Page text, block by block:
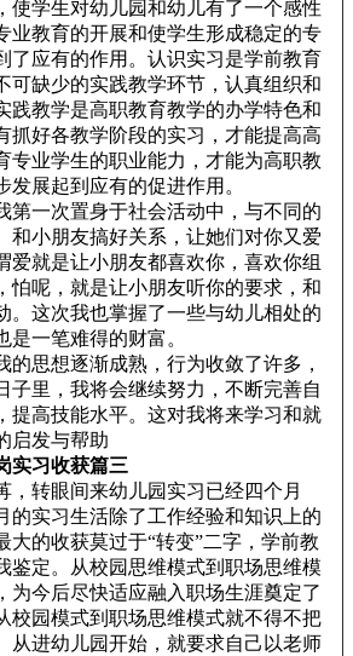
使学生对幼儿园和幼儿有了一个感性
业教育的开展和使学生形成稳定的专
了应有的作用。认识实习是学前教育
可缺少的实践教学环节，认真组织和
践教学是高职教育教学的办学特色和
抓好各教学阶段的实习，才能提高高
专业学生的职业能力，才能为高职教
发展起到应有的促进作用。
一次置身于社会活动中，与不同的
和小朋友搞好关系，让她们对你又爱
爱就是让小朋友都喜欢你，喜欢你组
怕呢，就是让小朋友听你的要求，和
。这次我也掌握了一些与幼儿相处的
是一笔难得的财富。
思想逐渐成熟，行为收敛了许多，
子里，我将会继续努力，不断完善自
提高技能水平。这对我将来学习和就
启发与帮助
实习收获篇三
转眼间来幼儿园实习已经四个月
的实习生活除了工作经验和知识上的
大的收获莫过于“转变”二字，学前教
鉴定。从校园思维模式到职场思维模
为今后尽快适应融入职场生涯奠定了
校园模式到职场思维模式就不得不把
从进幼儿园开始，就要求自己以老师